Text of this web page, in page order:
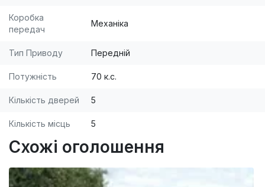
Коробка
передач
Механіка
Тип Приводу Передній
Потужність 70 к.с.
Кількість дверей 5
Кількість місць 5
Схожі оголошення